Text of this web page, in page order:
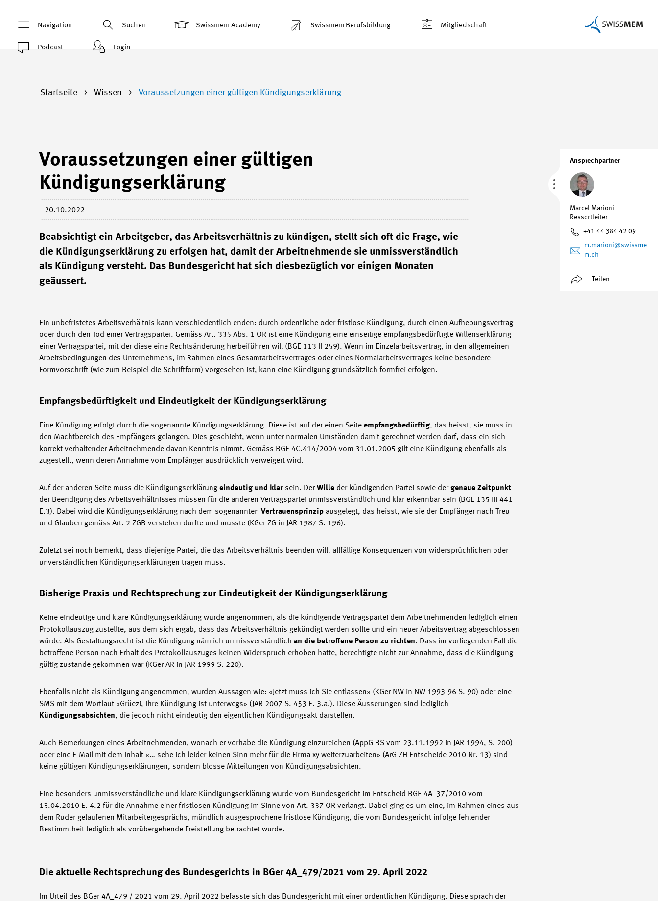
Navigation Suchen Swissmem Academy Swissmem Berufsbildung Mitgliedschaft
Podcast Login
Startseite Wissen Voraussetzungen einer gültigen Kündigungserklärung
Ansprechpartner
Marcel Marioni
Ressortleiter
+41 44 384 42 09
m.marioni@swissme
m.ch
Teilen
Voraussetzungen einer gültigen
Kündigungserklärung
20.10.2022
Beabsichtigt ein Arbeitgeber, das Arbeitsverhältnis zu kündigen, stellt sich oft die Frage, wie
die Kündigungserklärung zu erfolgen hat, damit der Arbeitnehmende sie unmissverständlich
als Kündigung versteht. Das Bundesgericht hat sich diesbezüglich vor einigen Monaten
geäussert.
Ein unbefristetes Arbeitsverhältnis kann verschiedentlich enden: durch ordentliche oder fristlose Kündigung, durch einen Aufhebungsvertrag
oder durch den Tod einer Vertragspartei. Gemäss Art. 335 Abs. 1 OR ist eine Kündigung eine einseitige empfangsbedürftigte Willenserklärung
einer Vertragspartei, mit der diese eine Rechtsänderung herbeiführen will (BGE 113 II 259). Wenn im Einzelarbeitsvertrag, in den allgemeinen
Arbeitsbedingungen des Unternehmens, im Rahmen eines Gesamtarbeitsvertrages oder eines Normalarbeitsvertrages keine besondere
Formvorschrift (wie zum Beispiel die Schriftform) vorgesehen ist, kann eine Kündigung grundsätzlich formfrei erfolgen.
Empfangsbedürftigkeit und Eindeutigkeit der Kündigungserklärung
Eine Kündigung erfolgt durch die sogenannte Kündigungserklärung. Diese ist auf der einen Seite empfangsbedürftig, das heisst, sie muss in
den Machtbereich des Empfängers gelangen. Dies geschieht, wenn unter normalen Umständen damit gerechnet werden darf, dass ein sich
korrekt verhaltender Arbeitnehmende davon Kenntnis nimmt. Gemäss BGE 4C.414/2004 vom 31.01.2005 gilt eine Kündigung ebenfalls als
zugestellt, wenn deren Annahme vom Empfänger ausdrücklich verweigert wird.
Auf der anderen Seite muss die Kündigungserklärung eindeutig und klar sein. DerWille der kündigenden Partei sowie dergenaue Zeitpunkt
der Beendigung des Arbeitsverhältnisses müssen für die anderen Vertragspartei unmissverständlich und klar erkennbar sein (BGE 135 III 441
E.3). Dabei wird die Kündigungserklärung nach dem sogenannten Vertrauensprinzip ausgelegt, das heisst, wie sie der Empfänger nach Treu
und Glauben gemäss Art. 2 ZGB verstehen durfte und musste (KGer ZG in JAR 1987 S. 196).
Zuletzt sei noch bemerkt, dass diejenige Partei, die das Arbeitsverhältnis beenden will, allfällige Konsequenzen von widersprüchlichen oder
unverständlichen Kündigungserklärungen tragen muss.
Bisherige Praxis und Rechtsprechung zur Eindeutigkeit der Kündigungserklärung
Keine eindeutige und klare Kündigungserklärung wurde angenommen, als die kündigende Vertragspartei dem Arbeitnehmenden lediglich einen
Protokollauszug zustellte, aus dem sich ergab, dass das Arbeitsverhältnis gekündigt werden sollte und ein neuer Arbeitsvertrag abgeschlossen
würde. Als Gestaltungsrecht ist die Kündigung nämlich unmissverständlich an die betroffene Person zu richten. Dass im vorliegenden Fall die
betroffene Person nach Erhalt des Protokollauszuges keinen Widerspruch erhoben hatte, berechtigte nicht zur Annahme, dass die Kündigung
gültig zustande gekommen war (KGer AR in JAR 1999 S. 220).
Ebenfalls nicht als Kündigung angenommen, wurden Aussagen wie: «Jetzt muss ich Sie entlassen» (KGer NW in NW 1993-96 S. 90) oder eine
SMS mit dem Wortlaut «Grüezi, Ihre Kündigung ist unterwegs» (JAR 2007 S. 453 E. 3.a.). Diese Äusserungen sind lediglich
Kündigungsabsichten, die jedoch nicht eindeutig den eigentlichen Kündigungsakt darstellen.
Auch Bemerkungen eines Arbeitnehmenden, wonach er vorhabe die Kündigung einzureichen (AppG BS vom 23.11.1992 in JAR 1994, S. 200)
oder eine E-Mail mit dem Inhalt «… sehe ich leider keinen Sinn mehr für die Firma xy weiterzuarbeiten» (ArG ZH Entscheide 2010 Nr. 13) sind
keine gültigen Kündigungserklärungen, sondern blosse Mitteilungen von Kündigungsabsichten.
Eine besonders unmissverständliche und klare Kündigungserklärung wurde vom Bundesgericht im Entscheid BGE 4A_37/2010 vom
13.04.2010 E. 4.2 für die Annahme einer fristlosen Kündigung im Sinne von Art. 337 OR verlangt. Dabei ging es um eine, im Rahmen eines aus
dem Ruder gelaufenen Mitarbeitergesprächs, mündlich ausgesprochene fristlose Kündigung, die vom Bundesgericht infolge fehlender
Bestimmtheit lediglich als vorübergehende Freistellung betrachtet wurde.
Die aktuelle Rechtsprechung des Bundesgerichts in BGer 4A_479/2021 vom 29. April 2022
Im Urteil des BGer 4A_479 / 2021 vom 29. April 2022 befasste sich das Bundesgericht mit einer ordentlichen Kündigung. Diese sprach der